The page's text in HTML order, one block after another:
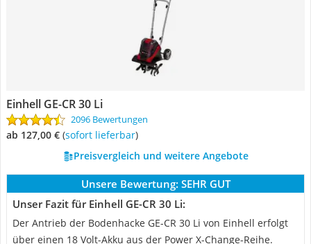
Einhell GE-CR 30 Li
2096 Bewertungen
ab 127,00 € ( Sofort lieferbar)
Preisvergleich und weitere Angebote
Unsere Bewertung: SEHR GUT
Unser Fazit für Einhell GE-CR 30 Li:
Der Antrieb der Bodenhacke GE-CR 30 Li von Einhell erfolgt
über einen 18 Volt-Akku aus der Power X-Change-Reihe.